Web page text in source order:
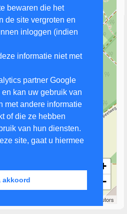
bewaren die het
de site vergroten en
inloggen (indien
informatie niet met
partner Google
kan uw gebruik van
met andere informatie
of die ze hebben
van hun diensten.
site, gaat u hiermee
akkoord
+
−
contributors